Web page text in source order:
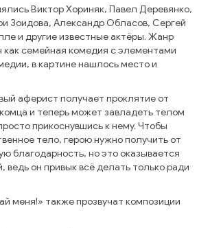
Виктор Хориняк, Павел Деревянко,
Зоидова, Александр Обласов, Сергей
и другие известные актёры. Жанр
семейная комедия с элементами
в картине нашлось место и
аферист получает проклятие от
и теперь может завладеть телом
прикоснувшись к нему. Чтобы
тело, герою нужно получить от
благодарность, но это оказывается
ведь он привык всё делать только ради
меня!» также прозвучат композиции